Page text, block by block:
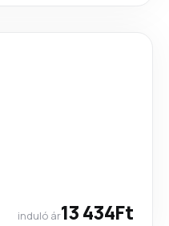
induló ár13 434Ft